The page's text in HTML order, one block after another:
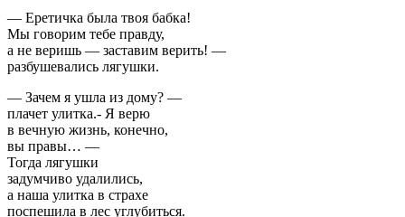
— Еретичка была твоя бабка!
Мы говорим тебе правду,
а не веришь — заставим верить! —
разбушевались лягушки.
— Зачем я ушла из дому? —
плачет улитка.- Я верю
в вечную жизнь, конечно,
вы правы… —
Тогда лягушки
задумчиво удалились,
а наша улитка в страхе
поспешила в лес углубиться.